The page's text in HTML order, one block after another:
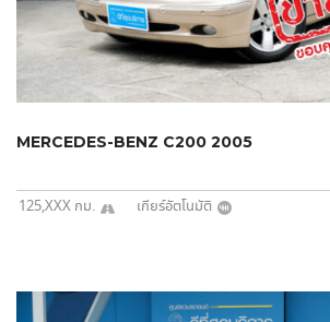
MERCEDES-BENZ C200 2005
125,XXX กม. เกียร์อัตโนมัติ